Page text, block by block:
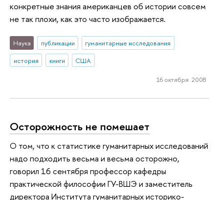
конкретные знания американцев об истории совсем
не так плохи, как это часто изображается.
Наука публикации
гуманитарные исследования
история
книги США
16 октября 2008
Осторожность не помешает
О том, что к статистике гуманитарных исследований
надо подходить весьма и весьма осторожно,
говорил 16 сентября профессор кафедры
практической философии ГУ-ВШЭ и заместитель
директора Института гуманитарных историко-